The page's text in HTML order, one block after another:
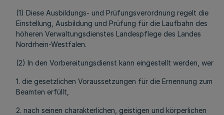
(1) Diese Ausbildungs- und Prüfungsverordnung regelt die
Einstellung, Ausbildung und Prüfung für die Laufbahn des
höheren Verwaltungsdienstes Landespflege des Landes
Nordrhein-Westfalen.
(2) In den Vorbereitungsdienst kann eingestellt werden, wer
1. die gesetzlichen Voraussetzungen für die Ernennung zum
Beamten erfüllt,
2. nach seinen charakterlichen, geistigen und körperlichen